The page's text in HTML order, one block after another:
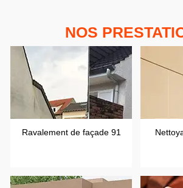
NOS
Ravalement de façade 91